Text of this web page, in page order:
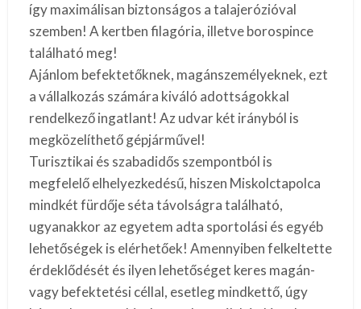
így maximálisan biztonságos a talajerózióval
szemben! A kertben filagória, illetve borospince
található meg!
Ajánlom befektetőknek, magánszemélyeknek, ezt
a vállalkozás számára kiváló adottságokkal
rendelkező ingatlant! Az udvar két irányból is
megközelíthető gépjárművel!
Turisztikai és szabadidős szempontból is
megfelelő elhelyezkedésű, hiszen Miskolctapolca
mindkét fürdője séta távolságra található,
ugyanakkor az egyetem adta sportolási és egyéb
lehetőségek is elérhetőek! Amennyiben felkeltette
érdeklődését és ilyen lehetőséget keres magán-
vagy befektetési céllal, esetleg mindkettő, úgy